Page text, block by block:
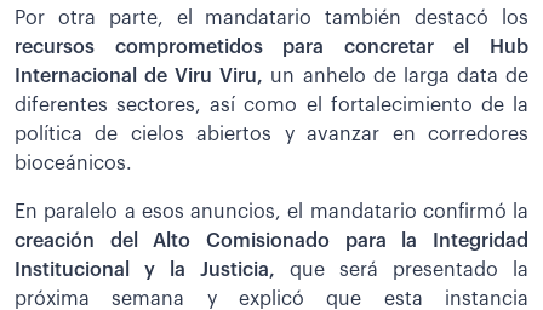
Por otra parte, el mandatario también destacó los
recursos comprometidos para concretar el Hub
Internacional de Viru Viru, un anhelo de larga data de
diferentes sectores, así como el fortalecimiento de la
política de cielos abiertos y avanzar en corredores
bioceánicos.
En paralelo a esos anuncios, el mandatario confirmó la
creación del Alto Comisionado para la Integridad
Institucional y la Justicia, que será presentado la
próxima semana y explicó que esta instancia